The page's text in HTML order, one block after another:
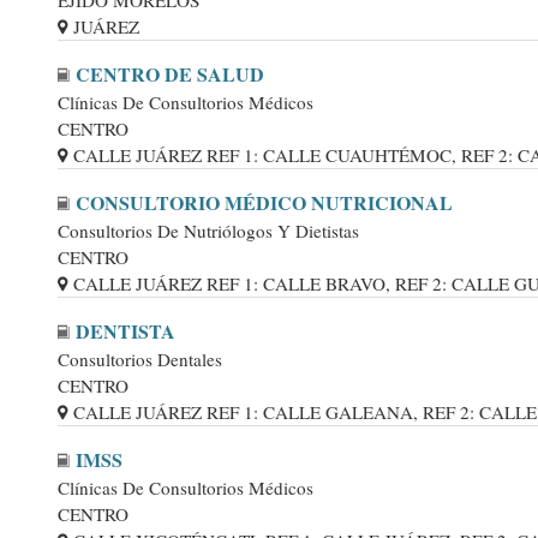
JUÁREZ
CENTRO DE SALUD
Clínicas De Consultorios Médicos
CENTRO
CALLE JUÁREZ REF 1: CALLE CUAUHTÉMOC, REF 2:
CONSULTORIO MÉDICO NUTRICIONAL
Consultorios De Nutriólogos Y Dietistas
CENTRO
CALLE JUÁREZ REF 1: CALLE BRAVO, REF 2: CALLE
DENTISTA
Consultorios Dentales
CENTRO
CALLE JUÁREZ REF 1: CALLE GALEANA, REF 2:
IMSS
Clínicas De Consultorios Médicos
CENTRO